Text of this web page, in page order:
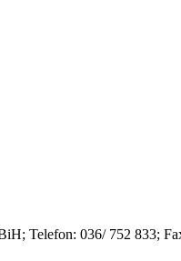
Telefon: 036/ 752 833;